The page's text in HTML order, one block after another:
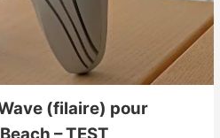
(filaire) pour
– TEST